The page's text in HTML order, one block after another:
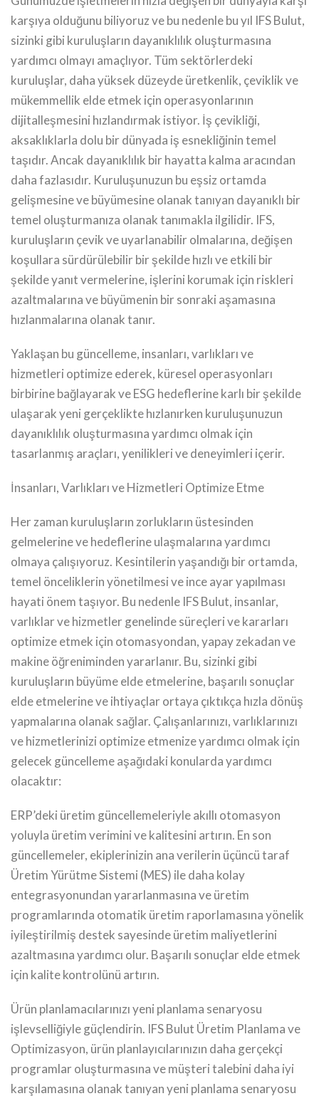
karşıya olduğunu biliyoruz ve bu nedenle bu yıl IFS Bulut,
sizinki gibi kuruluşların dayanıklılık oluşturmasına
yardımcı olmayı amaçlıyor. Tüm sektörlerdeki
kuruluşlar, daha yüksek düzeyde üretkenlik, çeviklik ve
mükemmellik elde etmek için operasyonlarının
dijitalleşmesini hızlandırmak istiyor. İş çevikliği,
aksaklıklarla dolu bir dünyada iş esnekliğinin temel
taşıdır. Ancak dayanıklılık bir hayatta kalma aracından
daha fazlasıdır. Kuruluşunuzun bu eşsiz ortamda
gelişmesine ve büyümesine olanak tanıyan dayanıklı bir
temel oluşturmanıza olanak tanımakla ilgilidir. IFS,
kuruluşların çevik ve uyarlanabilir olmalarına, değişen
koşullara sürdürülebilir bir şekilde hızlı ve etkili bir
şekilde yanıt vermelerine, işlerini korumak için riskleri
azaltmalarına ve büyümenin bir sonraki aşamasına
hızlanmalarına olanak tanır.
Yaklaşan bu güncelleme, insanları, varlıkları ve
hizmetleri optimize ederek, küresel operasyonları
birbirine bağlayarak ve ESG hedeflerine karlı bir şekilde
ulaşarak yeni gerçeklikte hızlanırken kuruluşunuzun
dayanıklılık oluşturmasına yardımcı olmak için
tasarlanmış araçları, yenilikleri ve deneyimleri içerir.
İnsanları, Varlıkları ve Hizmetleri Optimize Etme
Her zaman kuruluşların zorlukların üstesinden
gelmelerine ve hedeflerine ulaşmalarına yardımcı
olmaya çalışıyoruz. Kesintilerin yaşandığı bir ortamda,
temel önceliklerin yönetilmesi ve ince ayar yapılması
hayati önem taşıyor. Bu nedenle IFS Bulut, insanlar,
varlıklar ve hizmetler genelinde süreçleri ve kararları
optimize etmek için otomasyondan, yapay zekadan ve
makine öğreniminden yararlanır. Bu, sizinki gibi
kuruluşların büyüme elde etmelerine, başarılı sonuçlar
elde etmelerine ve ihtiyaçlar ortaya çıktıkça hızla dönüş
yapmalarına olanak sağlar. Çalışanlarınızı, varlıklarınızı
ve hizmetlerinizi optimize etmenize yardımcı olmak için
gelecek güncelleme aşağıdaki konularda yardımcı
olacaktır:
ERP’deki üretim güncellemeleriyle akıllı otomasyon
yoluyla üretim verimini ve kalitesini artırın. En son
güncellemeler, ekiplerinizin ana verilerin üçüncü taraf
Üretim Yürütme Sistemi (MES) ile daha kolay
entegrasyonundan yararlanmasına ve üretim
programlarında otomatik üretim raporlamasına yönelik
iyileştirilmiş destek sayesinde üretim maliyetlerini
azaltmasına yardımcı olur. Başarılı sonuçlar elde etmek
için kalite kontrolünü artırın.
Ürün planlamacılarınızı yeni planlama senaryosu
işlevselliğiyle güçlendirin. IFS Bulut Üretim Planlama ve
Optimizasyon, ürün planlayıcılarınızın daha gerçekçi
programlar oluşturmasına ve müşteri talebini daha iyi
karşılamasına olanak tanıyan yeni planlama senaryosu